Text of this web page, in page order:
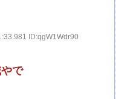
ID:qgW1Wdr90
で